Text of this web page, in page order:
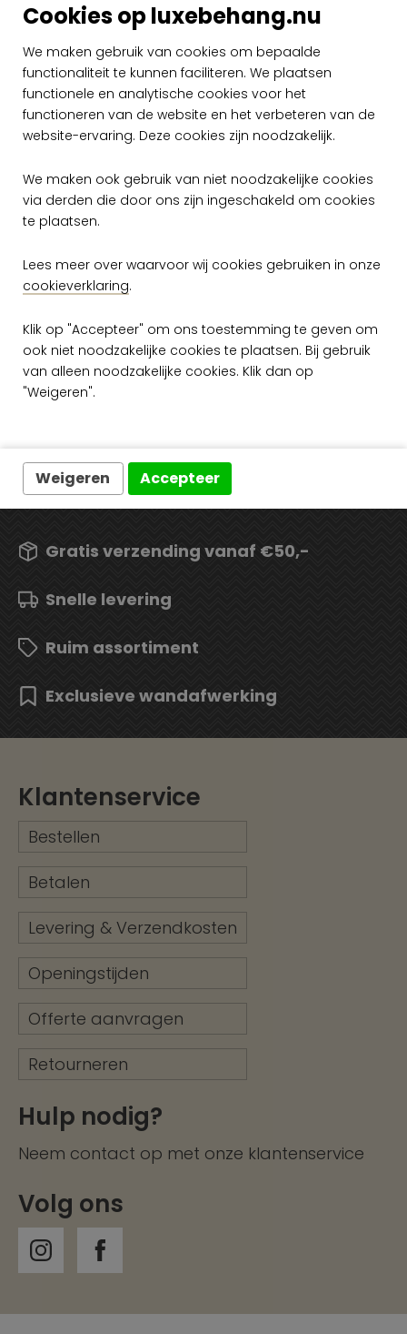
Cookies op luxebehang.nu
We maken gebruik van cookies om bepaalde
functionaliteit te kunnen faciliteren. We plaatsen
functionele en analytische cookies voor het
functioneren van de website en het verbeteren van de
website-ervaring. Deze cookies zijn noodzakelijk.
We maken ook gebruik van niet noodzakelijke cookies
via derden die door ons zijn ingeschakeld om cookies
te plaatsen.
Lees meer over waarvoor wij cookies gebruiken in onze
cookieverklaring.
Klik op "Accepteer" om ons toestemming te geven om
ook niet noodzakelijke cookies te plaatsen. Bij gebruik
van alleen noodzakelijke cookies. Klik dan op
"Weigeren".
Weigeren Accepteer
Arte Monochrome
€ 189,00 per rol
Op voorraad
Gratis verzending vanaf €50,-
Snelle levering
Ruim assortiment
Exclusieve wandafwerking
Klantenservice
Bestellen
Betalen
Levering & Verzendkosten
Openingstijden
Offerte aanvragen
Retourneren
Hulp nodig?
Neem contact op met onze klantenservice
Volg ons